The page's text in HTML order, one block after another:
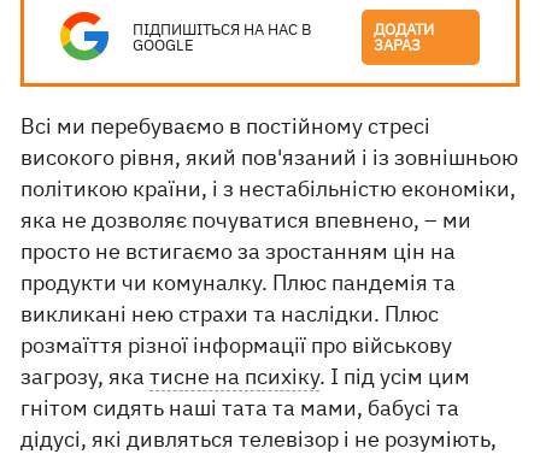
ПІДПИШІТЬСЯ НА НАС В
GOOGLE
ДОДАТИ
ЗАРАЗ
Всі ми перебуваємо в постійному стресі
високого рівня, який пов'язаний і із зовнішньою
політикою країни, і з нестабільністю економіки,
яка не дозволяє почуватися впевнено, – ми
просто не встигаємо за зростанням цін на
продукти чи комуналку. Плюс пандемія та
викликані нею страхи та наслідки. Плюс
розмаїття різної інформації про військову
загрозу, якатисне на психіку. І під усім цим
гнітом сидять наші тата та мами, бабусі та
дідусі, які дивляться телевізор і не розуміють,